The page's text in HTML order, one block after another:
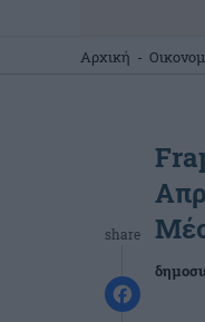
Αρχική -
share